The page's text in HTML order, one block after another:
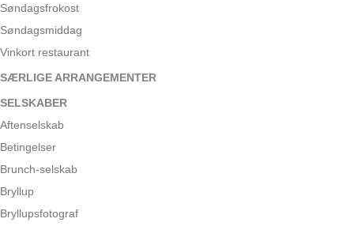
Søndagsfrokost
Søndagsmiddag
Vinkort restaurant
SÆRLIGE ARRANGEMENTER
SELSKABER
Aftenselskab
Betingelser
Brunch-selskab
Bryllup
Bryllupsfotograf